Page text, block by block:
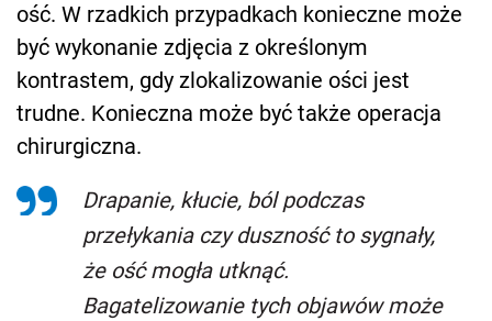
ość. W rzadkich przypadkach konieczne może
być wykonanie zdjęcia z określonym
kontrastem, gdy zlokalizowanie ości jest
trudne. Konieczna może być także operacja
chirurgiczna.
Drapanie, kłucie, ból podczas
przełykania czy duszność to sygnały,
że ość mogła utknąć.
Bagatelizowanie tych objawów może